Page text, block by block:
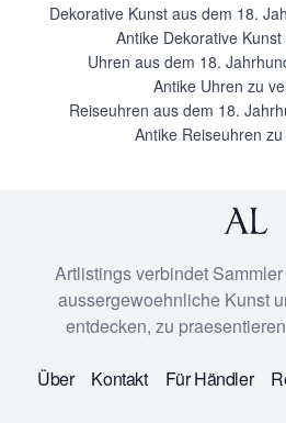
Dekorative Kunst aus dem 18.
Antike Dekorative
Uhren aus dem 18.
Antike Uhren zu
Reiseuhren aus dem 18.
Antike Reiseuhren
Artlistings verbindet
aussergewoehnliche Kunst
entdecken, zu
Über Kontakt Für Händler